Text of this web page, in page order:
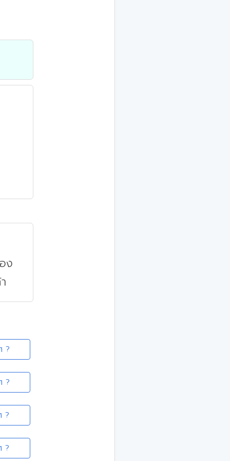
ง
?
?
?
?